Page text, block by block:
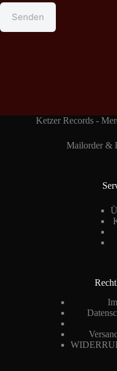
Senden
Ketzer Records -
Mailorder &